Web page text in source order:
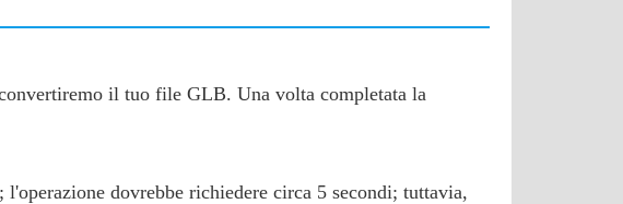
il tuo file GLB. Una volta completata la
dovrebbe richiedere circa 5 secondi; tuttavia,